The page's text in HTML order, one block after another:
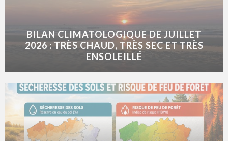
BILAN CLIMATOLOGIQUE DE JUILLET
2026 : TRÈS CHAUD, TRÈS SEC ET TRÈS
ENSOLEILLÉ